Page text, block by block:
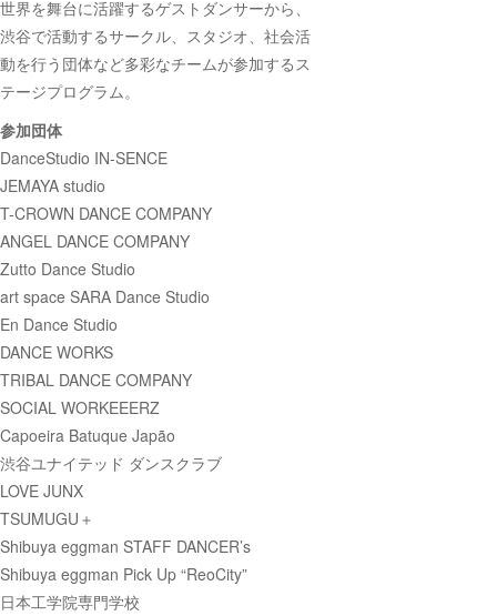
世界を舞台に活躍するゲストダンサーから、
渋谷で活動するサークル、スタジオ、社会活
動を行う団体など多彩なチームが参加するス
テージプログラム。
参加団体
DanceStudio IN-SENCE
JEMAYA studio
T-CROWN DANCE COMPANY
ANGEL DANCE COMPANY
Zutto Dance Studio
art space SARA Dance Studio
En Dance Studio
DANCE WORKS
TRIBAL DANCE COMPANY
SOCIAL WORKEEERZ
Capoeira Batuque Japão
渋谷ユナイテッド ダンスクラブ
LOVE JUNX
TSUMUGU＋
Shibuya eggman STAFF DANCER’s
Shibuya eggman Pick Up “ReoCity”
日本工学院専門学校